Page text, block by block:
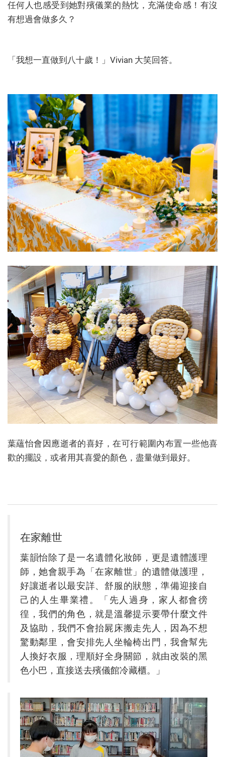
任何人也感受到她對殯儀業的熱忱，充滿使命感！有沒
有想過會做多久？
「我想一直做到八十歲！」Vivian 大笑回答。
葉蘊怡會因應逝者的喜好，在可行範圍內布置一些他喜
歡的擺設，或者用其喜愛的顏色，盡量做到最好。
在家離世
葉韻怡除了是一名遺體化妝師，更是遺體護理
師，她會親手為「在家離世」的遺體做護理，
好讓逝者以最安詳、舒服的狀態，準備迎接自
己的人生畢業禮。「先人過身，家人都會徬
徨，我們的角色，就是溫馨提示要帶什麼文件
及協助，我們不會抬屍床搬走先人，因為不想
驚動鄰里，會安排先人坐輪椅出門，我會幫先
人換好衣服，理順好全身關節，就由改裝的黑
色小巴，直接送去殯儀館冷藏櫃。」